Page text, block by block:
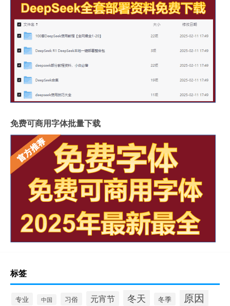
免费可商用字体批量下载
标签
专业 中国 习俗 元宵节 冬天 冬季 原因